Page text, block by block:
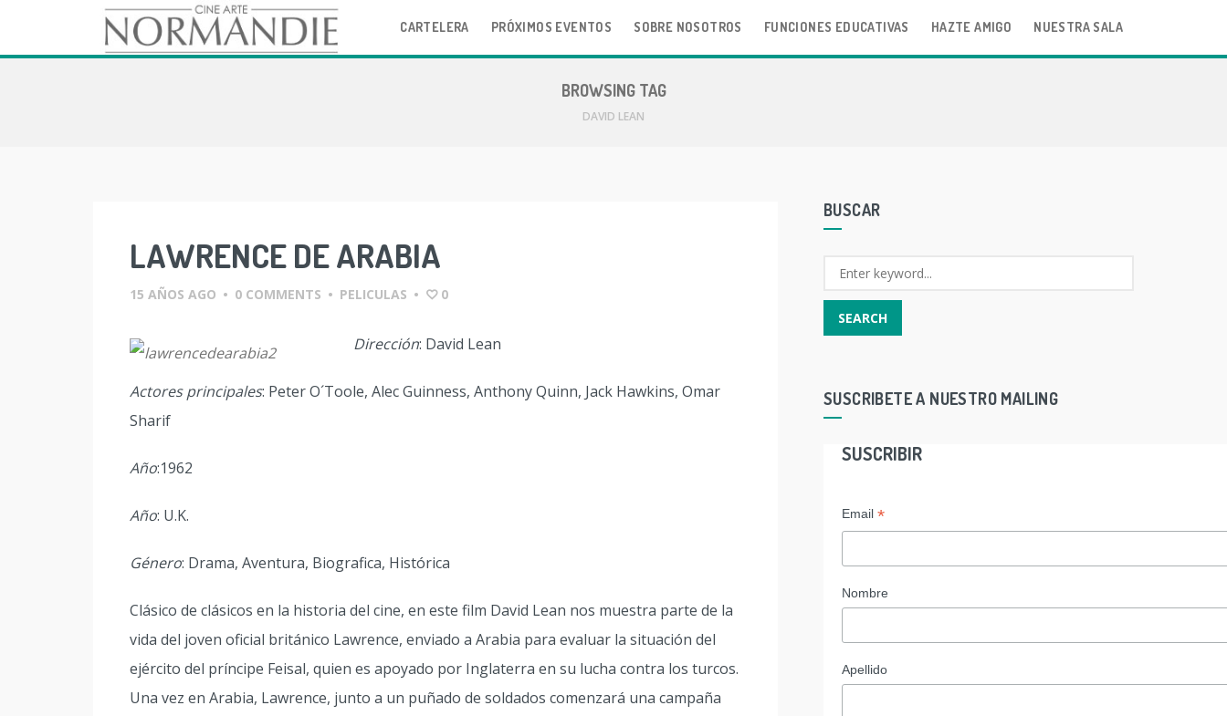
CARTELERA PRÓXIMOS EVENTOS SOBRE NOSOTROS FUNCIONES EDUCATIVAS HAZTE AMIGO NUESTRA SALA
BROWSING TAG
DAVID LEAN
LAWRENCE DE ARABIA
15 AÑOS AGO • 0 COMMENTS • PELICULAS • 0
Dirección: David Lean
Actores principales: Peter O´Toole, Alec Guinness, Anthony Quinn, Jack Hawkins, Omar
Sharif
Año:1962
Año: U.K.
Género: Drama, Aventura, Biografica, Histórica
Clásico de clásicos en la historia del cine, en este film David Lean nos muestra parte de la
vida del joven oficial británico Lawrence, enviado a Arabia para evaluar la situación del
ejército del príncipe Feisal, quien es apoyado por Inglaterra en su lucha contra los turcos.
Una vez en Arabia, Lawrence, junto a un puñado de soldados comenzará una campaña
BUSCAR
SUSCRIBETE A NUESTRO MAILING
SUSCRIBIR
Email *
Nombre
Apellido